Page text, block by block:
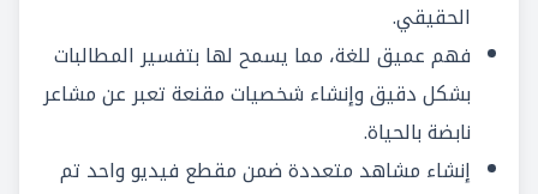
الحقيقي.
فهم عميق للغة، مما يسمح لها بتفسير المطالبات
بشكل دقيق وإنشاء شخصيات مقنعة تعبر عن مشاعر
نابضة بالحياة.
إنشاء مشاهد متعددة ضمن مقطع فيديو واحد تم